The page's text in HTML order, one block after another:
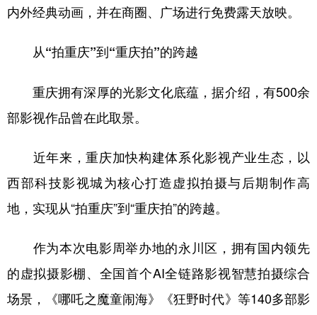
内外经典动画，并在商圈、广场进行免费露天放映。
从“拍重庆”到“重庆拍”的跨越
重庆拥有深厚的光影文化底蕴，据介绍，有500余
部影视作品曾在此取景。
近年来，重庆加快构建体系化影视产业生态，以
西部科技影视城为核心打造虚拟拍摄与后期制作高
地，实现从“拍重庆”到“重庆拍”的跨越。
作为本次电影周举办地的永川区，拥有国内领先
的虚拟摄影棚、全国首个AI全链路影视智慧拍摄综合
场景，《哪吒之魔童闹海》《狂野时代》等140多部影